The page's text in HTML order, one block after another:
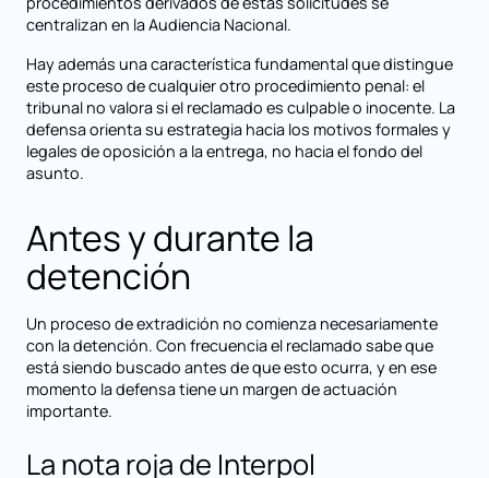
centralizan en la Audiencia Nacional.
Hay además una característica fundamental que distingue
este proceso de cualquier otro procedimiento penal: el
tribunal no valora si el reclamado es culpable o inocente. La
defensa orienta su estrategia hacia los motivos formales y
legales de oposición a la entrega, no hacia el fondo del
asunto.
Antes y durante la
detención
Un proceso de extradición no comienza necesariamente
con la detención. Con frecuencia el reclamado sabe que
está siendo buscado antes de que esto ocurra, y en ese
momento la defensa tiene un margen de actuación
importante.
La nota roja de Interpol